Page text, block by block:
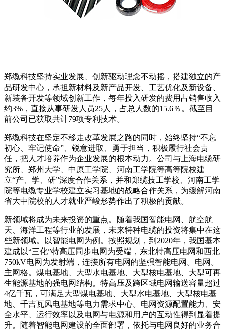
郑缆科技坚持实业发展、创新驱动理念不动摇，搭建独立的产
品研发中心，承担新材料及新产品开发、工艺优化及新设备、
新装备开发等领域创新工作，每年投入研发的费用占销售收入
约3%，直接从事研发人员25人，占总人数的15.6％。截至目
前公司已获取共计79项专利技术。
郑缆科技在坚定不移走改革发展之路的同时，始终坚持“不忘
初心、牢记使命”、锐意进取、勇于担当，积极履行社会责
任，把人才培养作为企业发展的根本动力。公司与上海电缆研
究所、郑州大学、中原工学院、河南工学院等高等院校建
立“产、学、研”深度合作关系，并和郑缆技工学校、河南工学
院等电缆专业学校建立实习基地的战略合作关系，为缓解河南
省大中院校的人才就业严峻形势作出了积极的贡献。
新领域将成为未来投资的重点。随着我国智能电网、航空航
天、海洋工程等行业的发展，未来特种电缆的投资将集中在这
些新领域。以智能电网为例。按照规划，到2020年，我国基本
建成以“三化”特高压同步电网为受端，东北特高压电网和西北
750kV电网为发射端，连接所有电网的坚强智能电网。电网。
主网格。煤电基地、大型水电基地、大型核电基地、大型可再
生能源基地的强电网结构。特高压及跨区域电网输送容量超过
4亿千瓦，可满足大型煤电基地、大型水电基地、大型核电基
地、千吉瓦风电基地等电力需求中心。电网资源配置能力、安
全水平、运行效率以及电网与电源和用户的互动性得到显着提
升。随着智能电网建设的全面部署，依托与电网良好的业务合